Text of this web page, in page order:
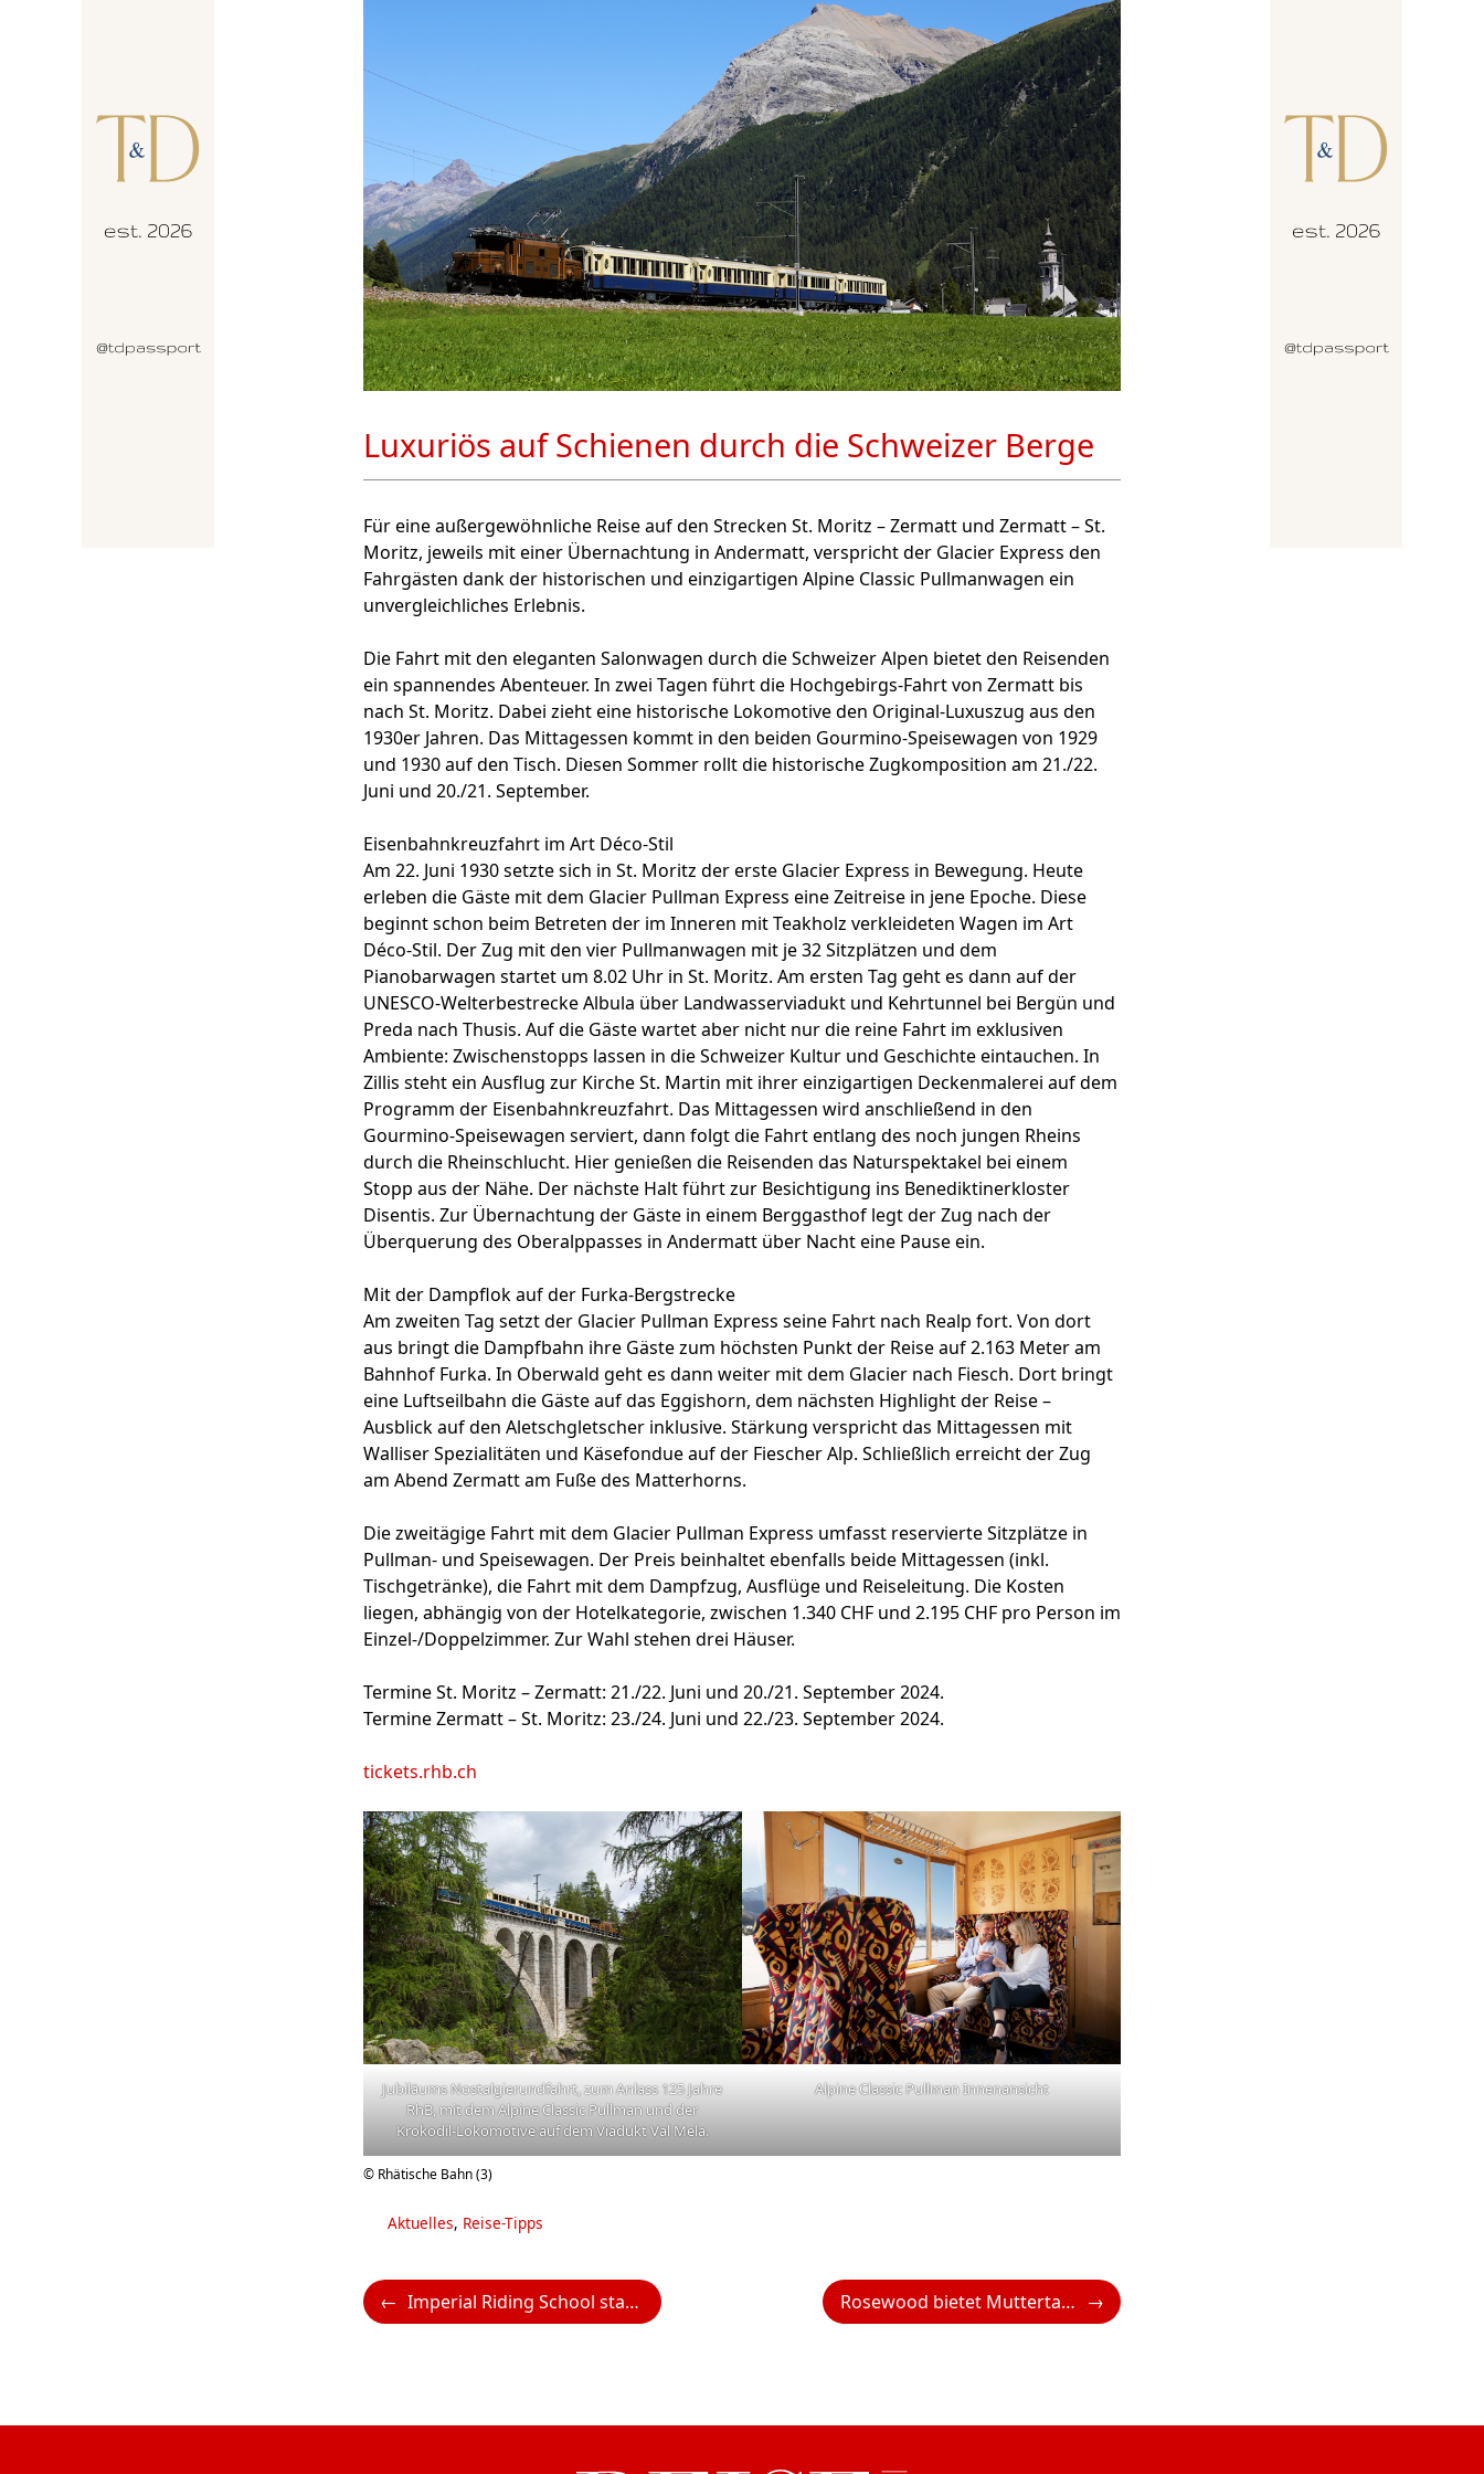
Luxuriös auf Schienen durch die Schweizer Berge
Für eine außergewöhnliche Reise auf den Strecken St. Moritz – Zermatt und Zermatt – St.
Moritz, jeweils mit einer Übernachtung in Andermatt, verspricht der Glacier Express den
Fahrgästen dank der historischen und einzigartigen Alpine Classic Pullmanwagen ein
unvergleichliches Erlebnis.
Die Fahrt mit den eleganten Salonwagen durch die Schweizer Alpen bietet den Reisenden
ein spannendes Abenteuer. In zwei Tagen führt die Hochgebirgs-Fahrt von Zermatt bis
nach St. Moritz. Dabei zieht eine historische Lokomotive den Original-Luxuszug aus den
1930er Jahren. Das Mittagessen kommt in den beiden Gourmino-Speisewagen von 1929
und 1930 auf den Tisch. Diesen Sommer rollt die historische Zugkomposition am 21./22.
Juni und 20./21. September.
Eisenbahnkreuzfahrt im Art Déco-Stil
Am 22. Juni 1930 setzte sich in St. Moritz der erste Glacier Express in Bewegung. Heute
erleben die Gäste mit dem Glacier Pullman Express eine Zeitreise in jene Epoche. Diese
beginnt schon beim Betreten der im Inneren mit Teakholz verkleideten Wagen im Art
Déco-Stil. Der Zug mit den vier Pullmanwagen mit je 32 Sitzplätzen und dem
Pianobarwagen startet um 8.02 Uhr in St. Moritz. Am ersten Tag geht es dann auf der
UNESCO-Welterbestrecke Albula über Landwasserviadukt und Kehrtunnel bei Bergün und
Preda nach Thusis. Auf die Gäste wartet aber nicht nur die reine Fahrt im exklusiven
Ambiente: Zwischenstopps lassen in die Schweizer Kultur und Geschichte eintauchen. In
Zillis steht ein Ausflug zur Kirche St. Martin mit ihrer einzigartigen Deckenmalerei auf dem
Programm der Eisenbahnkreuzfahrt. Das Mittagessen wird anschließend in den
Gourmino-Speisewagen serviert, dann folgt die Fahrt entlang des noch jungen Rheins
durch die Rheinschlucht. Hier genießen die Reisenden das Naturspektakel bei einem
Stopp aus der Nähe. Der nächste Halt führt zur Besichtigung ins Benediktinerkloster
Disentis. Zur Übernachtung der Gäste in einem Berggasthof legt der Zug nach der
Überquerung des Oberalppasses in Andermatt über Nacht eine Pause ein.
Mit der Dampflok auf der Furka-Bergstrecke
Am zweiten Tag setzt der Glacier Pullman Express seine Fahrt nach Realp fort. Von dort
aus bringt die Dampfbahn ihre Gäste zum höchsten Punkt der Reise auf 2.163 Meter am
Bahnhof Furka. In Oberwald geht es dann weiter mit dem Glacier nach Fiesch. Dort bringt
eine Luftseilbahn die Gäste auf das Eggishorn, dem nächsten Highlight der Reise –
Ausblick auf den Aletschgletscher inklusive. Stärkung verspricht das Mittagessen mit
Walliser Spezialitäten und Käsefondue auf der Fiescher Alp. Schließlich erreicht der Zug
am Abend Zermatt am Fuße des Matterhorns.
Die zweitägige Fahrt mit dem Glacier Pullman Express umfasst reservierte Sitzplätze in
Pullman- und Speisewagen. Der Preis beinhaltet ebenfalls beide Mittagessen (inkl.
Tischgetränke), die Fahrt mit dem Dampfzug, Ausflüge und Reiseleitung. Die Kosten
liegen, abhängig von der Hotelkategorie, zwischen 1.340 CHF und 2.195 CHF pro Person im
Einzel-/Doppelzimmer. Zur Wahl stehen drei Häuser.
Termine St. Moritz – Zermatt: 21./22. Juni und 20./21. September 2024.
Termine Zermatt – St. Moritz: 23./24. Juni und 22./23. September 2024.
tickets.rhb.ch
Jubiläums Nostalgierundfahrt, zum Anlass 125 Jahre
RhB, mit dem Alpine Classic Pullman und der
Krokodil-Lokomotive auf dem Viadukt Val Mela.
Alpine Classic Pullman Innenansicht
© Rhätische Bahn (3)
Kategorien
Aktuelles, Reise-Tipps
Rosewood bietet Muttertagsspecials an
Imperial Riding School startet in eine neue Ära